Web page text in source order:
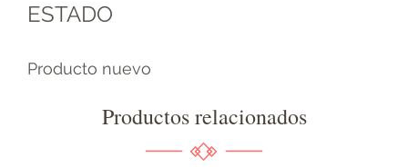
ESTADO
Producto nuevo
Productos relacionados